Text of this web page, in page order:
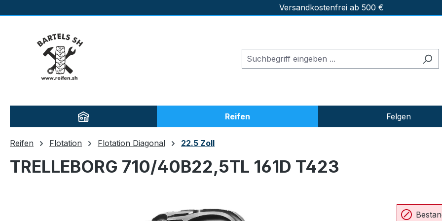
Versandkostenfrei ab 500 €
Reifen Felgen
Reifen Flotation Flotation Diagonal 22.5 Zoll
TRELLEBORG 710/40B22,5TL 161D T423